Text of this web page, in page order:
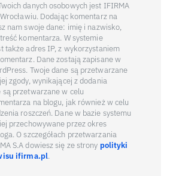
danych osobowych jest IFIRMA
Dodając komentarz na
nam swoje dane: imię i nazwisko,
komentarza. W systemie
także adres IP, z wykorzystaniem
Dane zostają zapisane w
Twoje dane są przetwarzane
zgody, wynikającej z dodania
są przetwarzane w celu
na blogu, jak również w celu
roszczeń. Dane w bazie systemu
przechowywane przez okres
O szczegółach przetwarzania
S.A dowiesz się ze strony polityki
ifirma.pl.